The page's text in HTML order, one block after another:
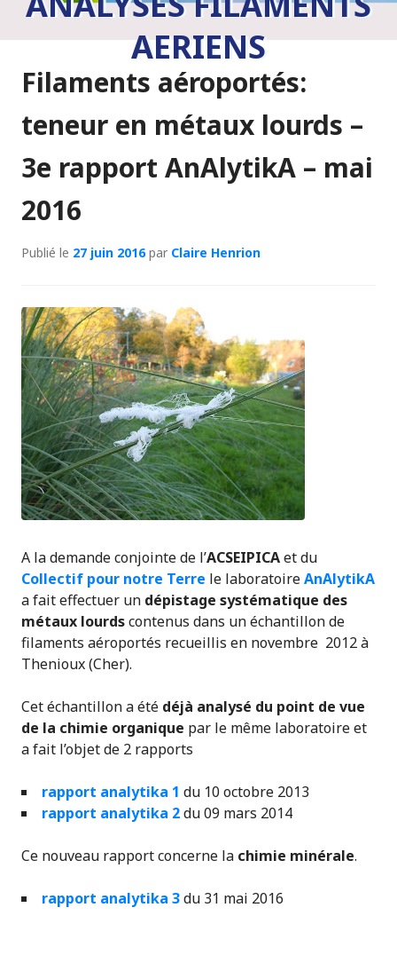
AERIENS
Filaments aéroportés:
teneur en métaux lourds –
3e rapport AnAlytikA – mai
2016
Publié le 27 juin 2016par Claire Henrion
A la demande conjointe de l’ACSEIPICAet du
Collectif pour notre Terre le laboratoireAnAlytikA
a fait effectuer un dépistage systématique des
métaux lourdscontenus dans un échantillon de
filaments aéroportés recueillis en novembre 2012 à
Thenioux (Cher).
Cet échantillon a été déjà analysé du point de vue
de la chimie organique par le même laboratoire et
a fait l’objet de 2 rapports
rapport analytika 1 du 10 octobre 2013
rapport analytika 2du 09 mars 2014
Ce nouveau rapport concerne la chimie minérale.
rapport analytika 3du 31 mai 2016